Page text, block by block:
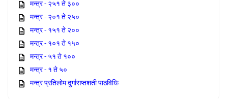
मन्त्र - २५१ ते ३००
मन्त्र - २०१ ते २५०
मन्त्र - १५१ ते २००
मन्त्र - १०१ ते १५०
मन्त्र - ५१ ते १००
मन्त्र - १ ते ५०
मन्त्र प्रतिलोम दुर्गासप्तशती पाठविधिः